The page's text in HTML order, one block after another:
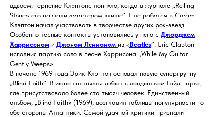
вдвоем. Терпение Клэптона лопнуло, когда в журнале „Rolling
Stone» его назвали «мастером клише”. Еще работая в Cream
Клэптон начал участвовать в творчестве других рок-звезд.
Особенно тесные контакты установились у него с Джорджем
Харрисоном и Джоном Ленноном из «Beatles”. Eric Clapton
исполнил партию соло в песне Харрисона „While My Guitar
Gently Weeps»
В начале 1969 года Эрик Клэптон основал новую супергруппу
„Blind Faith”. В июне состоялся дебют в лондонском Гайд-парке,
где присутствовало более ста тысяч человек. Единственный
альбом, „Blind Faith» (1969), возглавил таблицы популярности по
обе стороны Атлантики. Самой удачной критики признали